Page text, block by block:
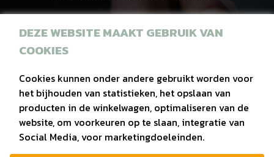
Inspiratiemagazines
Duurzaam
Vega(n)
DEZE WEBSITE MAAKT GEBRUIK VAN
COOKIES
Cookies kunnen onder andere gebruikt worden voor
het bijhouden van statistieken, het opslaan van
producten in de winkelwagen, optimaliseren van de
website, om voorkeuren op te slaan, integratie van
Social Media, voor marketingdoeleinden.